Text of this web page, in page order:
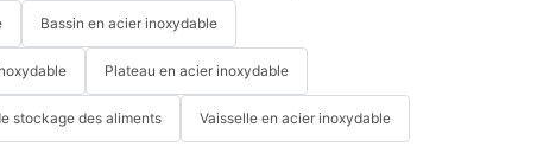
Bassin en acier inoxydable
Plateau en acier inoxydable
stockage des aliments Vaisselle en acier inoxydable